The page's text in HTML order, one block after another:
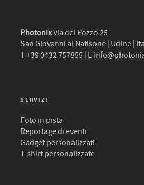
PhotonixVia del Pozzo 25
San Giovanni al Natisone | Udine |
T +39 0432 757855 | E
SERVIZI
Foto in pista
Reportage di eventi
Gadget personalizzati
T-shirt personalizzate